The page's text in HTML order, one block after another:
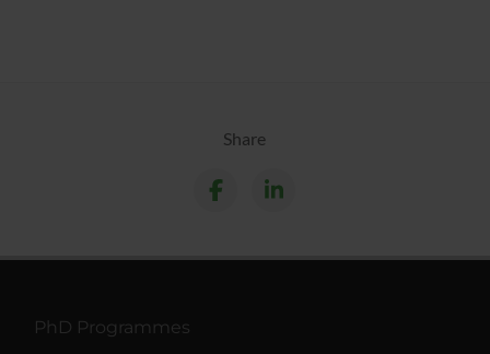
Share
PhD Programmes